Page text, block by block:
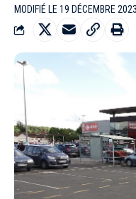
MODIFIÉ LE 19 DÉCEMBRE